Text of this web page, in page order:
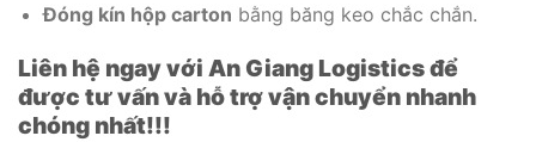
Đóng kín hộp carton bằng băng keo chắc chắn.
Liên hệ ngay với An Giang Logistics để
được tư vấn và hỗ trợ vận chuyển nhanh
chóng nhất!!!